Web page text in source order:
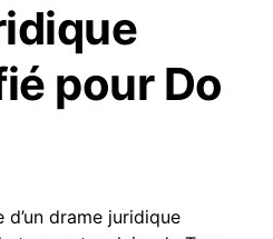
pour Do
drame juridique